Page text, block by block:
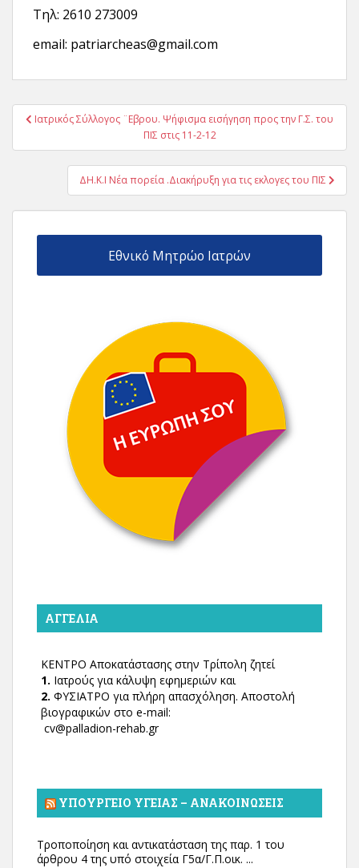
Τηλ: 2610 273009
email: patriarcheas@gmail.com
Πλοήγηση
Ιατρικός Σύλλογος ¨Εβρου. Ψήφισμα εισήγηση προς την Γ.Σ. του
ΠΙΣ στις 11-2-12
ΔΗ.Κ.Ι Νέα πορεία .Διακήρυξη για τις εκλογες του ΠΙΣ
Εθνικό Μητρώο Ιατρών
ΑΓΓΕΛΊΑ
ΚΕΝΤΡΟ Αποκατάστασης στην Τρίπολη ζητεί
1. Ιατρούς για κάλυψη εφημεριών και
2. ΦΥΣΙΑΤΡΟ για πλήρη απασχόληση. Αποστολή
βιογραφικών στο e-mail:
cv@palladion-rehab.gr
ΥΠΟΥΡΓΕΊΟ ΥΓΕΊΑΣ – ΑΝΑΚΟΙΝΏΣΕΙΣ
Τροποποίηση και αντικατάσταση της παρ. 1 του
άρθρου 4 της υπό στοιχεία Γ5α/Γ.Π.οικ. ...